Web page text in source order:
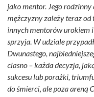
jako mentor. Jego
mężczyzny zależy teraz od
innych mentorów urokiem
sprzyja. W udziale
Dwunastego,
ciasno – każda decyzja,
sukcesu lub porażki,
do śmierci, ale poza areną